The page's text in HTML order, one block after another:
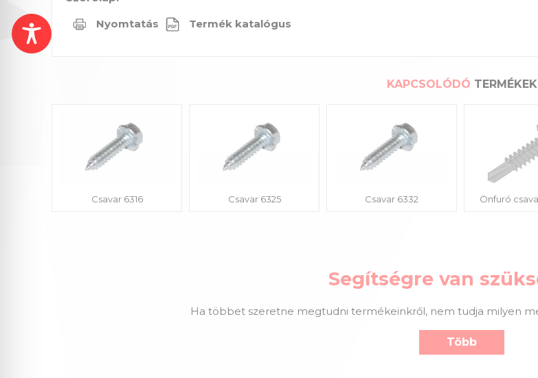
Nyomtatás
Termék katalógus
KAPCSOLÓDÓ TERMÉKEK
Csavar 6316 Csavar 6325 Csavar 6332 Önfuró
Segítségre van
Ha többet szeretne megtudni termékeinkről, nem tudja milyen
Több